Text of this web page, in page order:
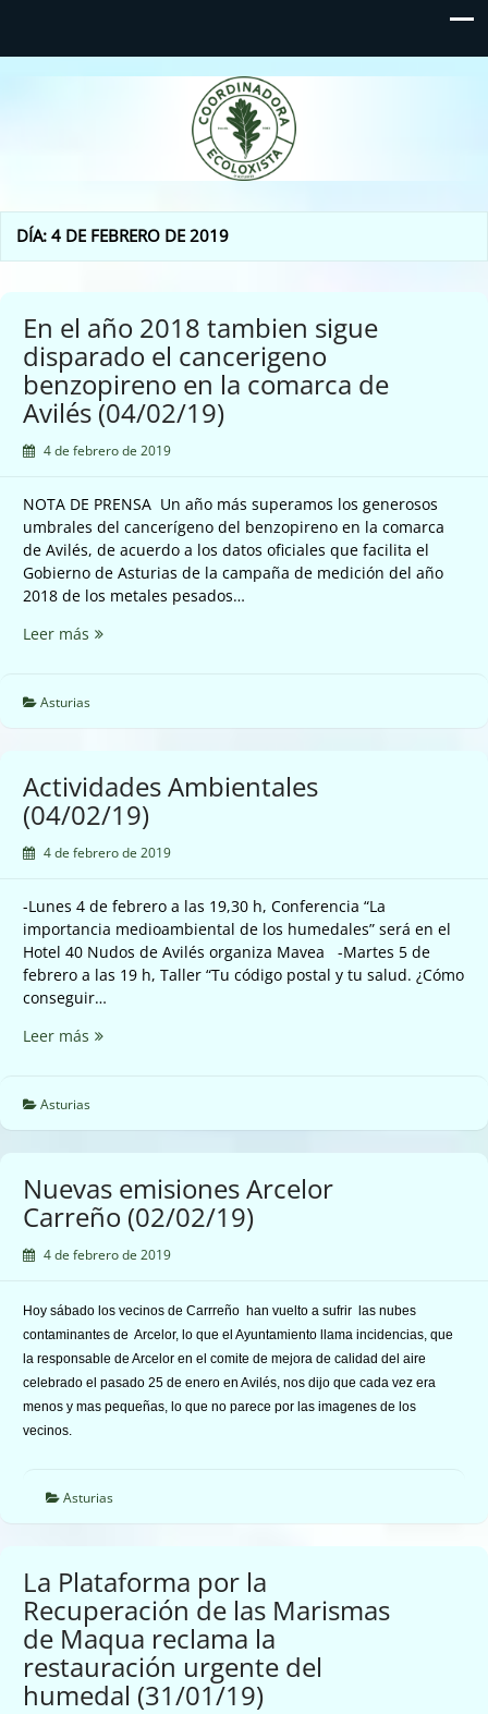
Coordinadora Ecoloxista
d'Asturies
DÍA:4 DE FEBRERO DE 2019
En el año 2018 tambien sigue
disparado el cancerigeno
benzopireno en la comarca de
Avilés (04/02/19)
4 de febrero de 2019
NOTA DE PRENSA Un año más superamos los generosos
umbrales del cancerígeno del benzopireno en la comarca
de Avilés, de acuerdo a los datos oficiales que facilita el
Gobierno de Asturias de la campaña de medición del año
2018 de los metales pesados…
Leer más En
2018
el
cancerigeno
en
comarca
de
Avilés
(04/02/19)
Asturias
Actividades Ambientales
(04/02/19)
4 de febrero de 2019
-Lunes 4 de febrero a las 19,30 h, Conferencia “La
importancia medioambiental de los humedales” será en el
Hotel 40 Nudos de Avilés organiza Mavea -Martes 5 de
febrero a las 19 h, Taller “Tu código postal y tu salud. ¿Cómo
conseguir…
Leer más Actividades
Asturias
Nuevas emisiones Arcelor
Carreño (02/02/19)
4 de febrero de 2019
Hoy sábado los vecinos de Carrreño han vuelto a sufrir las nubes
contaminantes de Arcelor, lo que el Ayuntamiento llama incidencias, que
la responsable de Arcelor en el comite de mejora de calidad del aire
celebrado el pasado 25 de enero en Avilés, nos dijo que cada vez era
menos y mas pequeñas, lo que no parece por las imagenes de los
vecinos.
Asturias
La Plataforma por la
Recuperación de las Marismas
de Maqua reclama la
restauración urgente del
humedal (31/01/19)